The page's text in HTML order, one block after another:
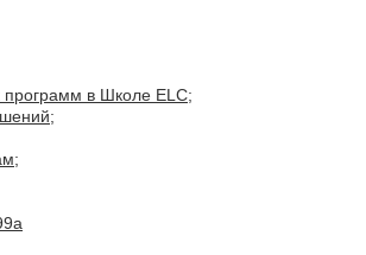
программ в Школе ELC;